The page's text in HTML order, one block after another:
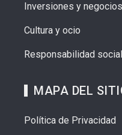
Inversiones y negocios
Cultura y ocio
Responsabilidad social
MAPA DEL
Política de Privacidad